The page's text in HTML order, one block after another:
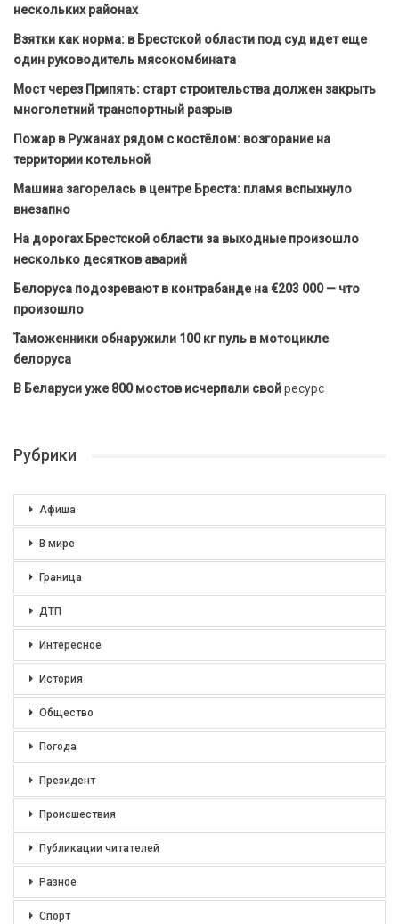
нескольких районах
Взятки как норма: в Брестской области под суд идет еще
один руководитель мясокомбината
Мост через Припять: старт строительства должен закрыть
многолетний транспортный разрыв
Пожар в Ружанах рядом с костёлом: возгорание на
территории котельной
Машина загорелась в центре Бреста: пламя вспыхнуло
внезапно
На дорогах Брестской области за выходные произошло
несколько десятков аварий
Белоруса подозревают в контрабанде на €203 000 — что
произошло
Таможенники обнаружили 100 кг пуль в мотоцикле
белоруса
В Беларуси уже 800 мостов исчерпали свойресурс
Рубрики
Афиша
В мире
Граница
ДТП
Интересное
История
Общество
Погода
Президент
Происшествия
Публикации читателей
Разное
Спорт